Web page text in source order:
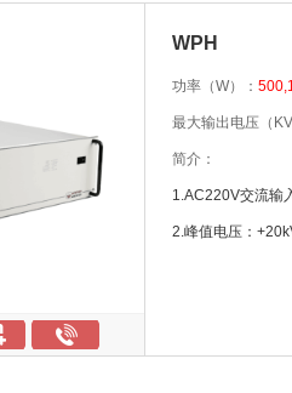
WPH
功率（W）：
最大输出电压（KV
简介：
1.AC220V交流输
2.峰值电压：